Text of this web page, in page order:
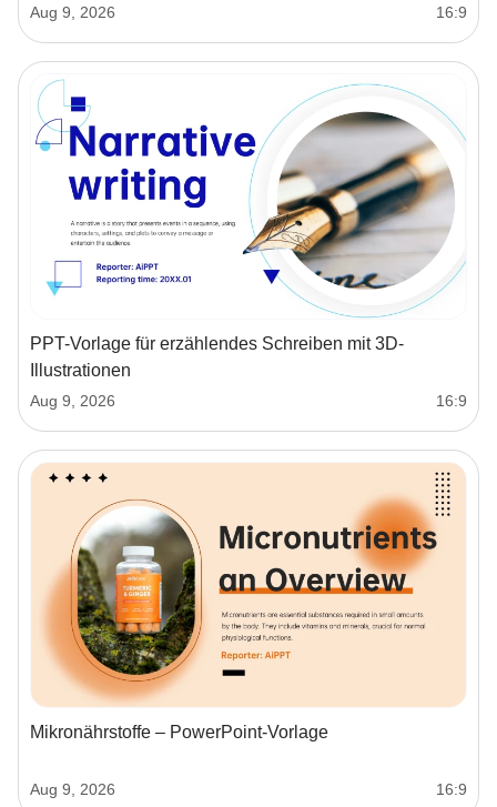
Aug 9, 2026 16:9
PPT-Vorlage für erzählendes Schreiben mit 3D-
Illustrationen
Aug 9, 2026 16:9
Mikronährstoffe – PowerPoint-Vorlage
Aug 9, 2026 16:9